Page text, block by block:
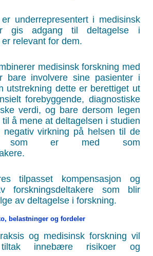
underrepresentert i medisinsk
gis adgang til deltagelse i
relevant for dem.
medisinsk forskning med
bare involvere sine pasienter i
utstrekning dette er berettiget ut
forebyggende, diagnostiske
verdi, og bare dersom legen
å mene at deltagelsen i studien
virkning på helsen til de
som er med som
tilpasset kompensasjon og
forskningsdeltakere som blir
av deltagelse i forskning.
belastninger og fordeler
og medisinsk forskning vil
innebære risikoer og